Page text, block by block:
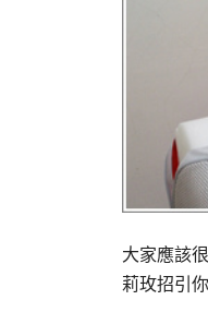
大家應該
莉玫招引